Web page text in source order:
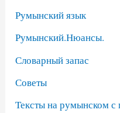
Румынский язык
Румынский.Нюансы.
Словарный запас
Советы
Тексты на румынском с